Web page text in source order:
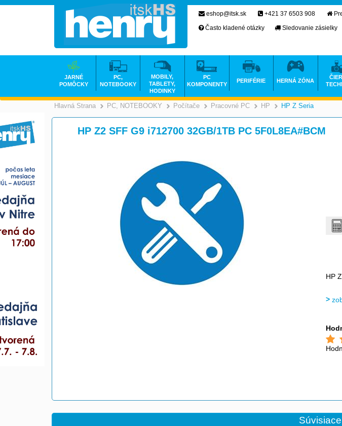
Hlavná Strana >
PC, NOTEBOOKY >
Počítače >
Pracovné PC >
HP >
HP Z Seria
HP Z2 SFF G9 i712700 32GB/1TB PC 5F0L8EA#BCM
HP
eshop@itsk.sk +421 37 6503 908
Často kladené otázky
Sledovanie zásielky
JARNÉ
POMÔCKY
PC,
NOTEBOOKY
MOBILY,
TABLETY,
HODINKY
PC
KOMPONENTY
PERIFÉRIE HERNÁ ZÓNA